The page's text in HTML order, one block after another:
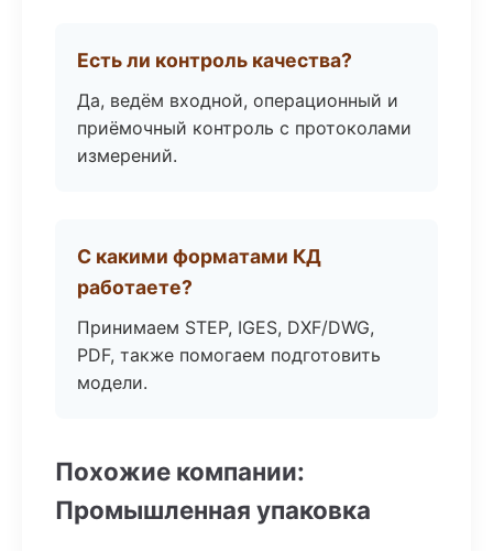
Есть ли контроль качества?
Да, ведём входной, операционный и
приёмочный контроль с протоколами
измерений.
С какими форматами КД
работаете?
Принимаем STEP, IGES, DXF/DWG,
PDF, также помогаем подготовить
модели.
Похожие компании:
Промышленная упаковка